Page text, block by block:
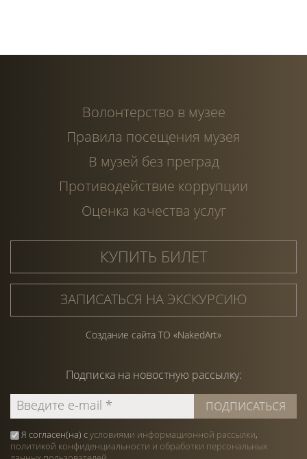
Волонтерство в музее
Правила посещения музея
В музей без преград
Противодействие коррупции
Оценка качества услуг
КУПИТЬ БИЛЕТ
ЗАПИСАТЬСЯ НА ЭКСКУРСИЮ
Создание сайта ТО «NakedArt»
Подписка на новостную рассылку:
Я согласен(на) сусловиями информационной рассылки,
политикой конфиденциальности и обработки персональных